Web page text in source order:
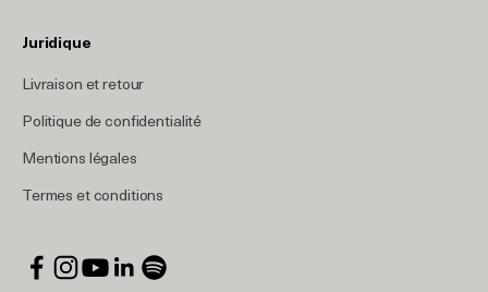
Juridique
Livraison et retour
Politique de confidentialité
Mentions légales
Termes et conditions